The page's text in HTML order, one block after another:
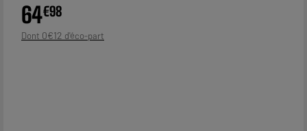
64€98
Dont 0€12